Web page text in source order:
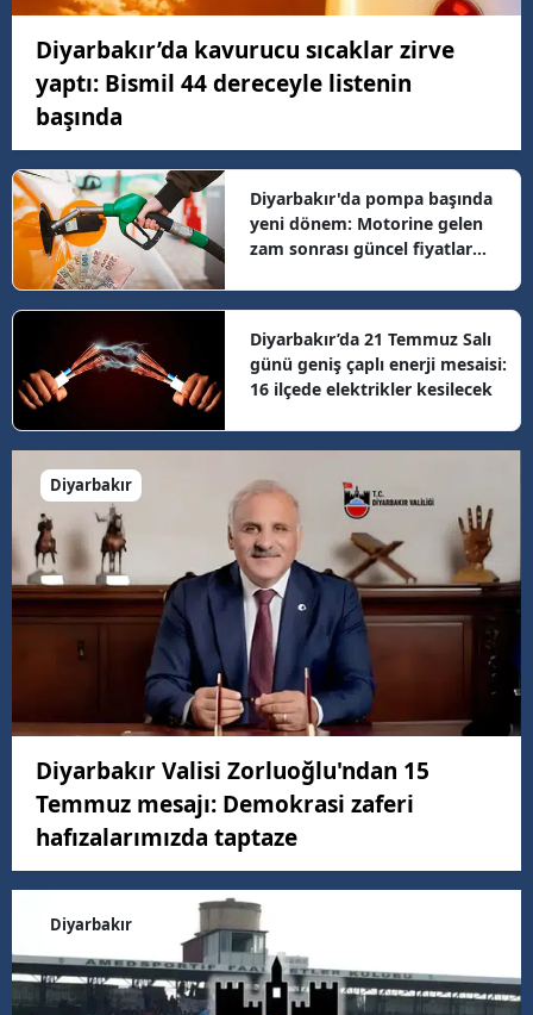
Diyarbakır’da kavurucu sıcaklar zirve
yaptı: Bismil 44 dereceyle listenin
başında
Diyarbakır'da pompa başında
yeni dönem: Motorine gelen
zam sonrası güncel fiyatlar
Diyarbakır’da 21 Temmuz Salı
günü geniş çaplı enerji mesaisi:
16 ilçede elektrikler kesilecek
Diyarbakır
Diyarbakır Valisi Zorluoğlu'ndan 15
Temmuz mesajı: Demokrasi zaferi
hafızalarımızda taptaze
Diyarbakır